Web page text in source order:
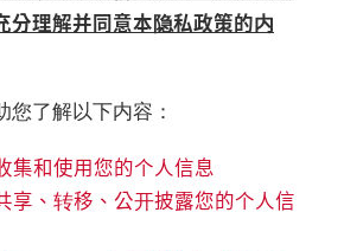
分理解并同意本隐私政策的内
您了解以下内容：
集和使用您的个人信息
享、转移、公开披露您的个人信